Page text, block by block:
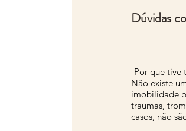
Dúvidas
-Por que tive
Não existe
imobilidade
traumas,
casos, não